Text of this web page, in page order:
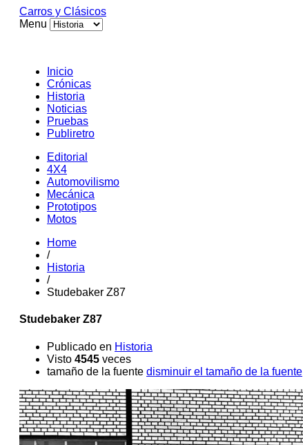
Carros y Clásicos
Menu
Inicio
Crónicas
Historia
Noticias
Pruebas
Publiretro
Editorial
4X4
Automovilismo
Mecánica
Prototipos
Motos
Home
/
Historia
/
Studebaker Z87
Studebaker Z87
Publicado en Historia
Visto 4545 veces
tamaño de la fuente disminuir el tamaño de la fuente